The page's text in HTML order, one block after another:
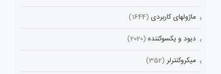
ماژولهای کاربردی (1644)
دیود و یکسوکننده (2020)
میکروکنترلر (352)